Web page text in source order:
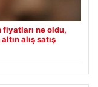
fiyatları ne oldu,
alış satış